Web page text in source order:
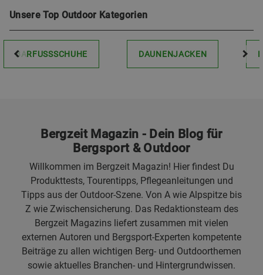
Unsere Top Outdoor Kategorien
BARFUSSSCHUHE DAUNENJACKEN
Bergzeit Magazin - Dein Blog für
Bergsport & Outdoor
Willkommen im Bergzeit Magazin! Hier findest Du
Produkttests, Tourentipps, Pflegeanleitungen und
Tipps aus der Outdoor-Szene. Von A wie Alpspitze bis
Z wie Zwischensicherung. Das Redaktionsteam des
Bergzeit Magazins liefert zusammen mit vielen
externen Autoren und Bergsport-Experten kompetente
Beiträge zu allen wichtigen Berg- und Outdoorthemen
sowie aktuelles Branchen- und Hintergrundwissen.